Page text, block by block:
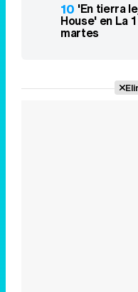
10 'En tierra
House' en La
martes